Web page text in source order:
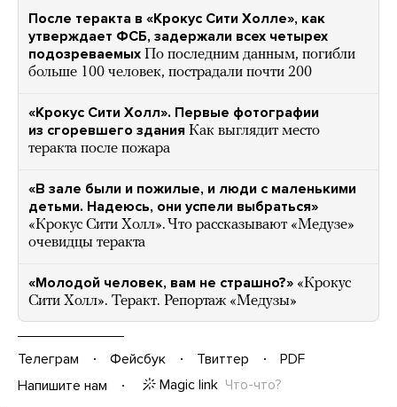
После теракта в «Крокус Сити Холле», как
утверждает ФСБ, задержали всех четырех
подозреваемых По последним данным, погибли
больше 100 человек, пострадали почти 200
«Крокус Сити Холл». Первые фотографии
из сгоревшего здания Как выглядит место
теракта после пожара
«В зале были и пожилые, и люди с маленькими
детьми. Надеюсь, они успели выбраться»
«Крокус Сити Холл». Что рассказывают «Медузе»
очевидцы теракта
«Молодой человек, вам не страшно?» «Крокус
Сити Холл». Теракт. Репортаж «Медузы»
Телеграм Фейсбук Твиттер
PDF
Напишите нам
Magic link Что-что?